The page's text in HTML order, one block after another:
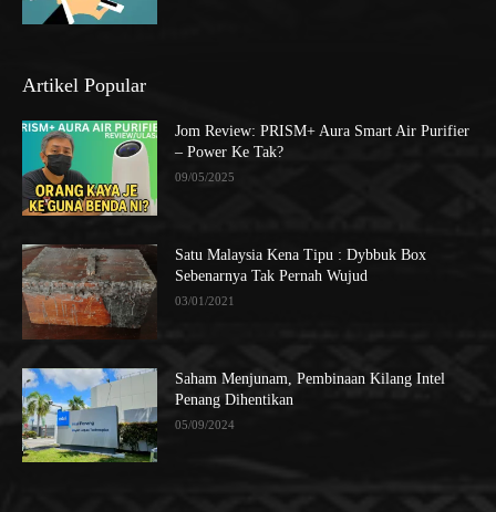
Artikel Popular
Jom Review: PRISM+ Aura Smart Air Purifier
– Power Ke Tak?
09/05/2025
Satu Malaysia Kena Tipu : Dybbuk Box
Sebenarnya Tak Pernah Wujud
03/01/2021
Saham Menjunam, Pembinaan Kilang Intel
Penang Dihentikan
05/09/2024